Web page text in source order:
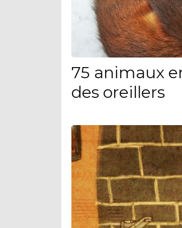
75 animaux
des oreillers